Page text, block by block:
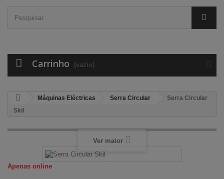
Carrinho (vazio)
Máquinas Eléctricas Serra Circular
Serra Circular
Skil
Ver maior
Apenas online